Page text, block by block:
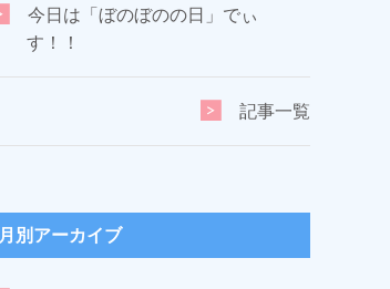
今日は「ぼのぼのの日」でぃ
す！！
記事一覧
月別アーカイブ